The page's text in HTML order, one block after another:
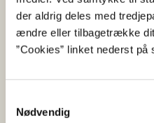
der aldrig deles med
ændre eller tilbagetrække
”Cookies” linket nederst på
Nødvendig
Find plakater og
med at fortælle om